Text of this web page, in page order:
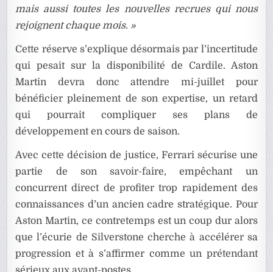
mais aussi toutes les nouvelles recrues qui nous
rejoignent chaque mois. »
Cette réserve s’explique désormais par l’incertitude
qui pesait sur la disponibilité de Cardile. Aston
Martin devra donc attendre mi-juillet pour
bénéficier pleinement de son expertise, un retard
qui pourrait compliquer ses plans de
développement en cours de saison.
Avec cette décision de justice, Ferrari sécurise une
partie de son savoir-faire, empêchant un
concurrent direct de profiter trop rapidement des
connaissances d’un ancien cadre stratégique. Pour
Aston Martin, ce contretemps est un coup dur alors
que l’écurie de Silverstone cherche à accélérer sa
progression et à s’affirmer comme un prétendant